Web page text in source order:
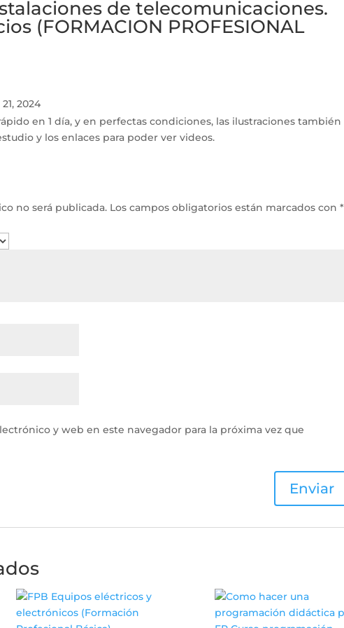
de telecomunicaciones.
(FORMACION PROFESIONAL
2024
en 1 día, y en perfectas condiciones, las ilustraciones también
y los enlaces para poder ver videos.
no será publicada. Los campos obligatorios están marcados con*
y web en este navegador para la próxima vez que